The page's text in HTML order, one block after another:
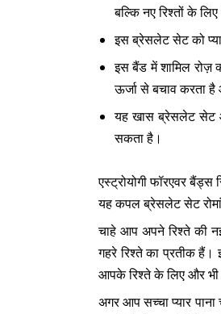
बल्कि नए रिश्तों के
इस ब्रेसलेट सेट को
इस बैंड में शामिल रोज़
ऊर्जा से बचाव करता है
यह खास ब्रेसलेट सेट
सकता है।
एस्ट्रोयोगी फॉरएवर
यह कपल ब्रेसलेट सेट
चाहे आप अपने रिश्ते की
गहरे रिश्ते का प्रतीक हैं।
आपके रिश्ते के लिए और भी
अगर आप सच्चा प्यार